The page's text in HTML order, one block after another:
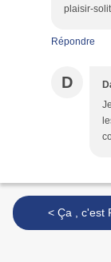
plaisir-
Répondre
D
< Ça , c'est